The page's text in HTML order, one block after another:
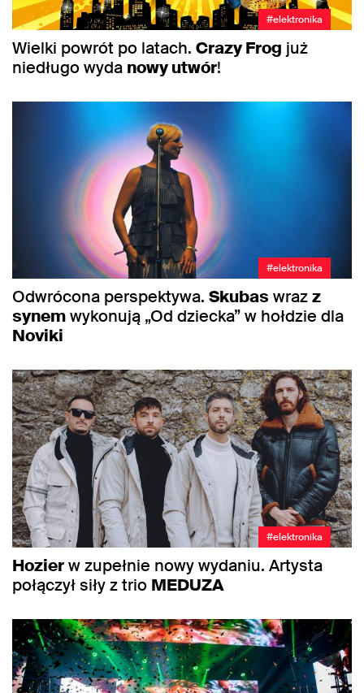
#elektronika
Wielki powrót po latach. Crazy Frog już
niedługo wyda nowy utwór!
#elektronika
Odwrócona perspektywa. Skubas wrazz
synemwykonują „Od dziecka” w hołdzie dla
Noviki
#elektronika
Hozierw zupełnie nowy wydaniu. Artysta
połączył siły z trio MEDUZA